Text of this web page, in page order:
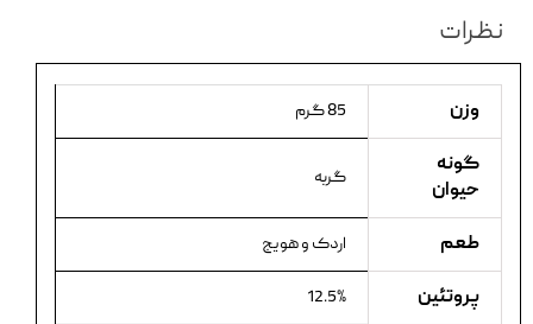
نظرات
وزن 85 گرم
گونه
حیوان
گربه
طعم اردک و هویج
پروتئین 12.5%